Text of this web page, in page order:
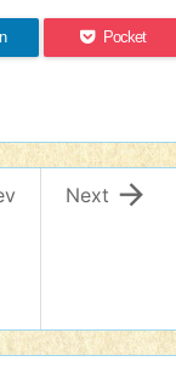
Pocket

Next